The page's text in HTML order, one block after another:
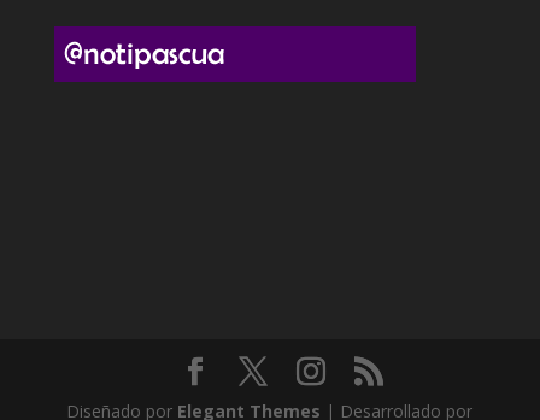
Diseñado por Elegant Themes | Desarrollado por